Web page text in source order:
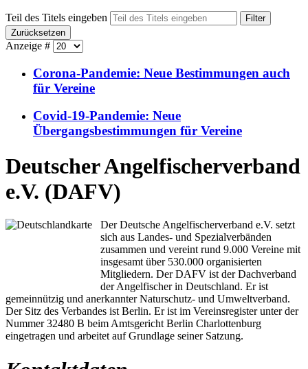
Teil des Titels eingeben
Filter
Zurücksetzen
Anzeige #
Corona-Pandemie: Neue Bestimmungen auch
für Vereine
Covid-19-Pandemie: Neue
Übergangsbestimmungen für Vereine
Deutscher Angelfischerverband
e.V. (DAFV)
Der Deutsche Angelfischerverband e.V. setzt
sich aus Landes- und Spezialverbänden
zusammen und vereint rund 9.000 Vereine mit
insgesamt über 530.000 organisierten
Mitgliedern. Der DAFV ist der Dachverband
der Angelfischer in Deutschland. Er ist
gemeinnützig und anerkannter Naturschutz- und Umweltverband.
Der Sitz des Verbandes ist Berlin. Er ist im Vereinsregister unter der
Nummer 32480 B beim Amtsgericht Berlin Charlottenburg
eingetragen und arbeitet auf Grundlage seiner Satzung.